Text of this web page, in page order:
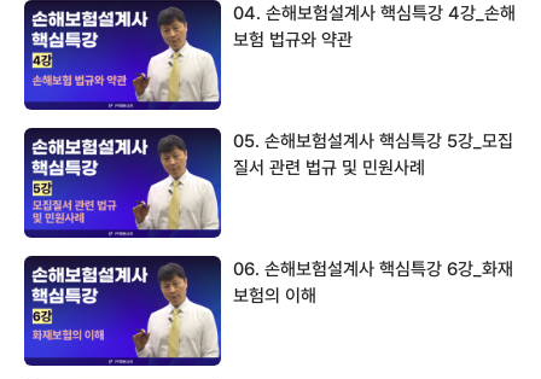
04. 손해보험설계사 핵심특강 4강_손해
보험 법규와 약관
05. 손해보험설계사 핵심특강 5강_모집
질서 관련 법규 및 민원사례
06. 손해보험설계사 핵심특강 6강_화재
보험의 이해